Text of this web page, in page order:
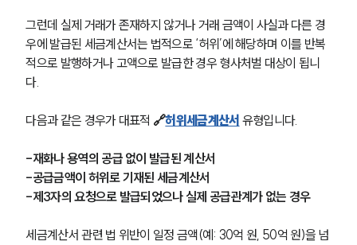
그런데 실제 거래가 존재하지 않거나 거래 금액이 사실과 다른 경
우에 발급된 세금계산서는 법적으로 ‘허위’에 해당하며 이를 반복
적으로 발행하거나 고액으로 발급한 경우 형사처벌 대상이 됩니
다.
다음과 같은 경우가 대표적 🔗허위세금계산서 유형입니다.
-재화나 용역의 공급 없이 발급된 계산서
-공급금액이 허위로 기재된 세금계산서
-제3자의 요청으로 발급되었으나 실제 공급관계가 없는 경우
세금계산서 관련 법 위반이 일정 금액(예: 30억 원, 50억 원)을 넘